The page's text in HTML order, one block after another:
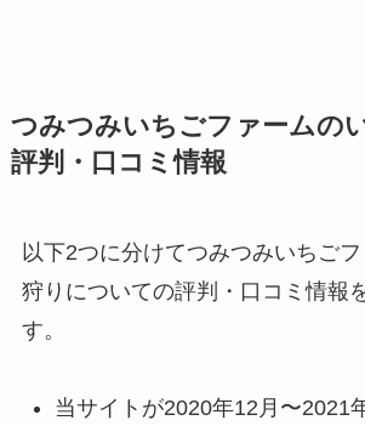
つみつみいちごファームの
評判・口コミ情報
以下2つに分けてつみつみいちご
狩りについての評判・口コミ情報
す。
当サイトが2020年12月〜2021